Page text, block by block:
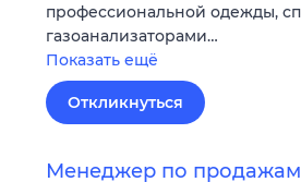
профессиональной одежды,
газоанализаторами…
Показать ещё
Откликнуться
Менеджер по